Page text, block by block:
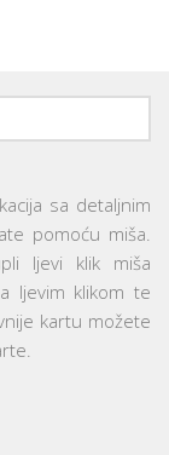
sa detaljnim
pomoću miša.
ljevi klik miša
ljevim klikom te
kartu možete